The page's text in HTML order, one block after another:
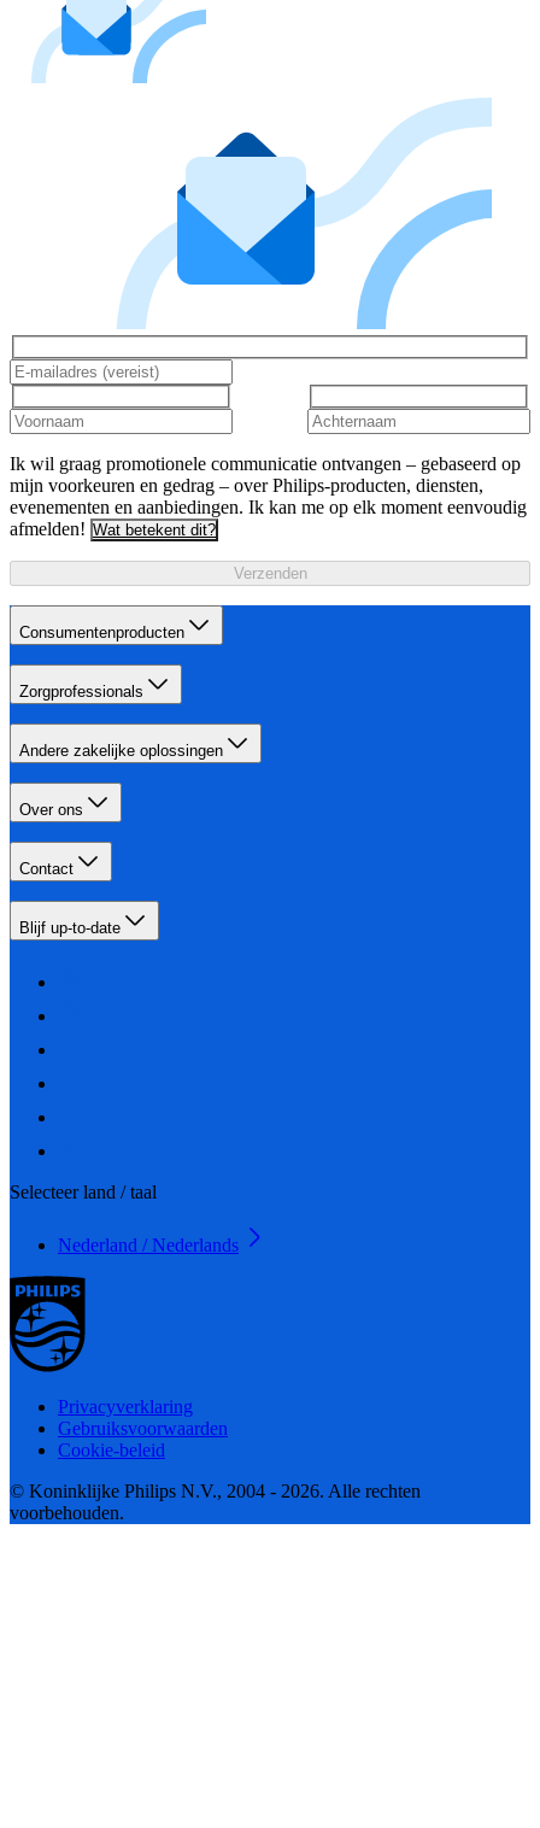
Ik wil graag promotionele communicatie ontvangen – gebaseerd op
mijn voorkeuren en gedrag – over Philips-producten, diensten,
evenementen en aanbiedingen. Ik kan me op elk moment eenvoudig
afmelden! Wat betekent dit?
Verzenden
Consumentenproducten
Zorgprofessionals
Andere zakelijke oplossingen
Over ons
Contact
Blijf up-to-date
Selecteer land / taal
Nederland / Nederlands
Privacyverklaring
Gebruiksvoorwaarden
Cookie-beleid
© Koninklijke Philips N.V., 2004 - 2026. Alle rechten
voorbehouden.